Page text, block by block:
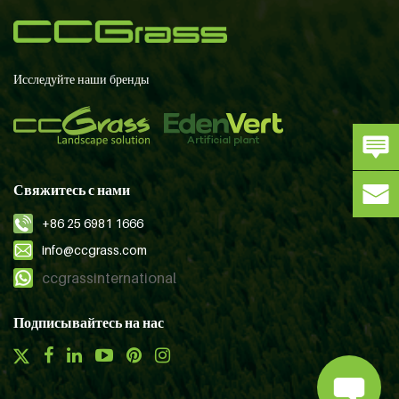
Исследуйте наши бренды
Свяжитесь с нами
+86 25 6981 1666
info@ccgrass.com
ccgrassinternational
Подписывайтесь на нас